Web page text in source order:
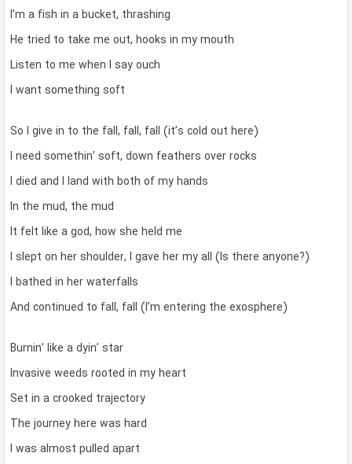
I’m a fish in a bucket, thrashing
He tried to take me out, hooks in my mouth
Listen to me when I say ouch
I want something soft
So I give in to the fall, fall, fall (it’s cold out here)
I need somethin’ soft, down feathers over rocks
I died and I land with both of my hands
In the mud, the mud
It felt like a god, how she held me
I slept on her shoulder, I gave her my all (Is there anyone?)
I bathed in her waterfalls
And continued to fall, fall (I’m entering the exosphere)
Burnin’ like a dyin’ star
Invasive weeds rooted in my heart
Set in a crooked trajectory
The journey here was hard
I was almost pulled apart